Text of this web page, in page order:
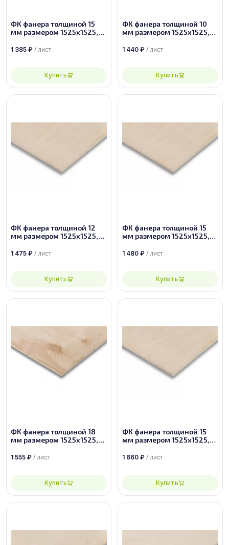
ФК фанера толщиной 15
мм размером 1525х1525,
1 385 ₽ / лист
Купить
ФК фанера толщиной 10
мм размером 1525х1525,
1 440 ₽ / лист
Купить
ФК фанера толщиной 12
мм размером 1525х1525,
1 475 ₽ / лист
Купить
ФК фанера толщиной 15
мм размером 1525х1525,
1 480 ₽ / лист
Купить
ФК фанера толщиной 18
мм размером 1525х1525,
1 555 ₽ / лист
Купить
ФК фанера толщиной 15
мм размером 1525х1525,
1 660 ₽ / лист
Купить